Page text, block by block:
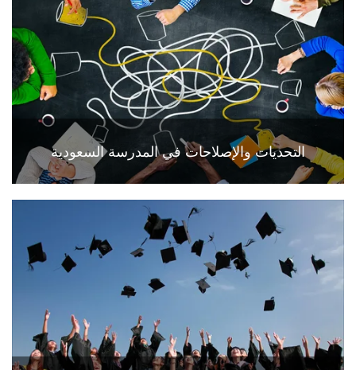
التحديات والإصلاحات في المدرسة السعودية